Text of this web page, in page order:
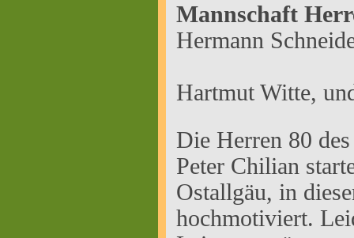
Mannschaft
Hermann
Hartmut Witte,
Die Herren 80
Peter Chilian
Ostallgäu, in
hochmotiviert.